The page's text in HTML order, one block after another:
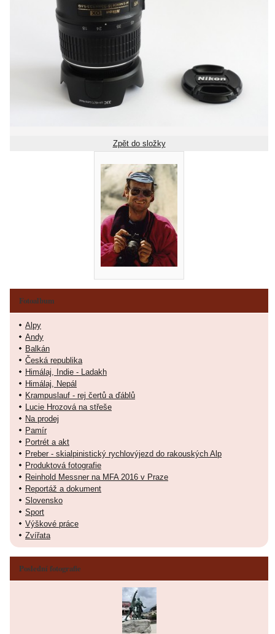
Zpět do složky
Fotoalbum
Alpy
Andy
Balkán
Česká republika
Himálaj, Indie - Ladakh
Himálaj, Nepál
Krampuslauf - rej čertů a ďáblů
Lucie Hrozová na střeše
Na prodej
Pamír
Portrét a akt
Preber - skialpinistický rychlovýjezd do rakouských Alp
Produktová fotografie
Reinhold Messner na MFA 2016 v Praze
Reportáž a dokument
Slovensko
Sport
Výškové práce
Zvířata
Poslední fotografie